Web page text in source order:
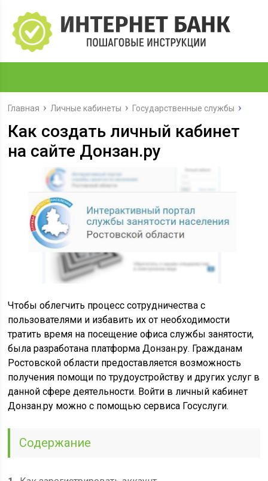
Главная Личные кабинеты Государственные службы
Как создать личный кабинет
на сайте Донзан.ру
Чтобы облегчить процесс сотрудничества с
пользователями и избавить их от необходимости
тратить время на посещение офиса службы занятости,
была разработана платформа Донзан.ру. Гражданам
Ростовской области предоставляется возможность
получения помощи по трудоустройству и других услуг в
данной сфере деятельности. Войти в личный кабинет
Донзан.ру можно с помощью сервиса Госуслуги.
Содержание